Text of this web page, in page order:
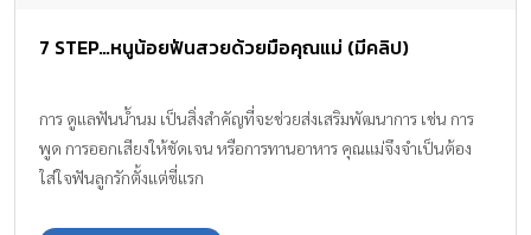
7 STEP…หนูน้อยฟันสวยด้วยมือคุณแม่ (มีคลิป)
การ ดูแลฟันน้ำนม เป็นสิ่งสำคัญที่จะช่วยส่งเสริมพัฒนาการ เช่น การ
พูด การออกเสียงให้ชัดเจน หรือการทานอาหาร คุณแม่จึงจำเป็นต้อง
ใส่ใจฟันลูกรักตั้งแต่ซี่แรก